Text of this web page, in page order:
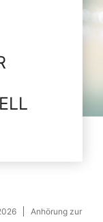
Anhörung zur